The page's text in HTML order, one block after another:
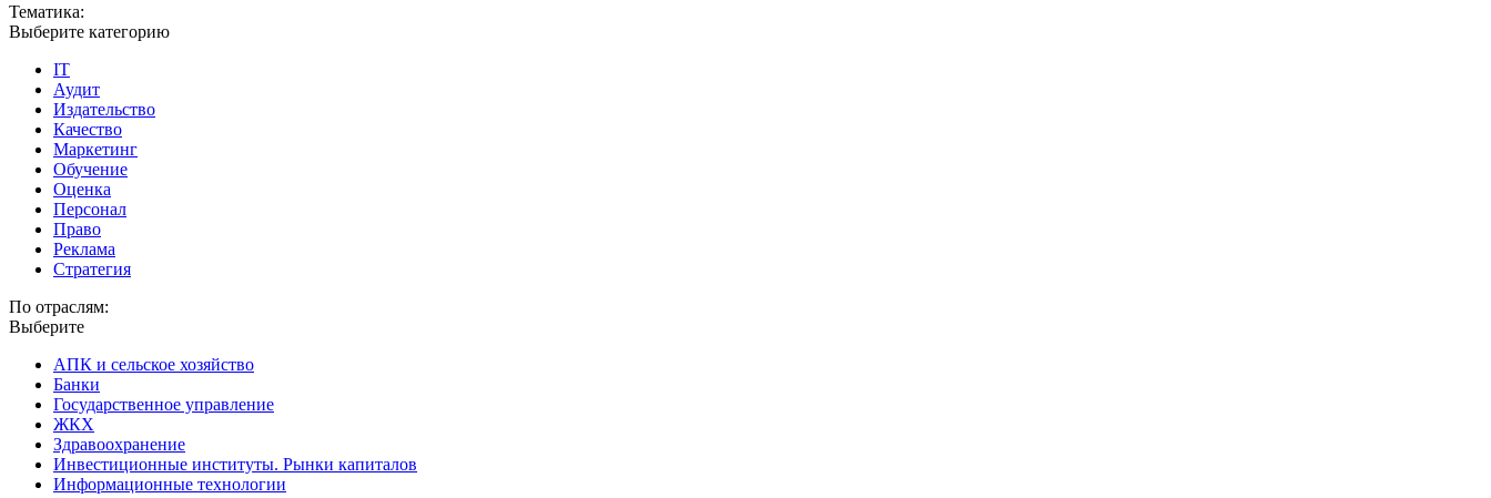
Тематика:
Выберите категорию
IT
Аудит
Издательство
Качество
Маркетинг
Обучение
Оценка
Персонал
Право
Реклама
Стратегия
По отраслям:
Выберите
АПК и сельское хозяйство
Банки
Государственное управление
ЖКХ
Здравоохранение
Инвестиционные институты. Рынки капиталов
Информационные технологии